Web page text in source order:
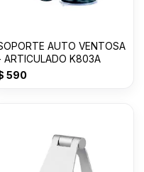
AUTO VENTOSA
ARTICULADO K803A
590